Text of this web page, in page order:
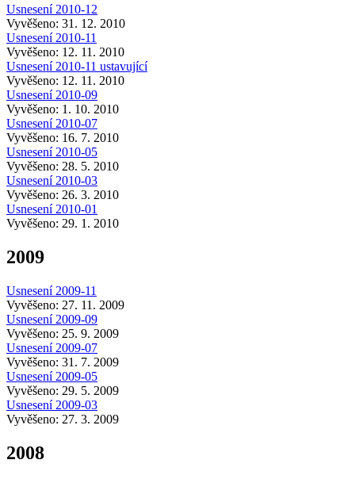
Usnesení 2010-12
Vyvěšeno: 31. 12. 2010
Usnesení 2010-11
Vyvěšeno: 12. 11. 2010
Usnesení 2010-11 ustavující
Vyvěšeno: 12. 11. 2010
Usnesení 2010-09
Vyvěšeno: 1. 10. 2010
Usnesení 2010-07
Vyvěšeno: 16. 7. 2010
Usnesení 2010-05
Vyvěšeno: 28. 5. 2010
Usnesení 2010-03
Vyvěšeno: 26. 3. 2010
Usnesení 2010-01
Vyvěšeno: 29. 1. 2010
2009
Usnesení 2009-11
Vyvěšeno: 27. 11. 2009
Usnesení 2009-09
Vyvěšeno: 25. 9. 2009
Usnesení 2009-07
Vyvěšeno: 31. 7. 2009
Usnesení 2009-05
Vyvěšeno: 29. 5. 2009
Usnesení 2009-03
Vyvěšeno: 27. 3. 2009
2008